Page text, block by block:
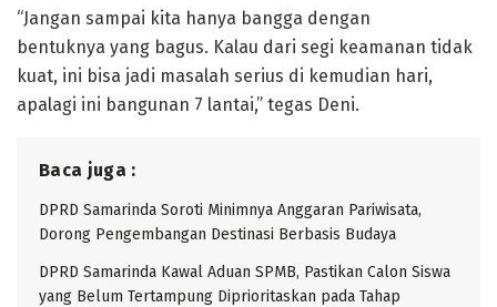
“Jangan sampai kita hanya bangga dengan
bentuknya yang bagus. Kalau dari segi keamanan tidak
kuat, ini bisa jadi masalah serius di kemudian hari,
apalagi ini bangunan 7 lantai,” tegas Deni.
Baca juga :
DPRD Samarinda Soroti Minimnya Anggaran Pariwisata,
Dorong Pengembangan Destinasi Berbasis Budaya
DPRD Samarinda Kawal Aduan SPMB, Pastikan Calon Siswa
yang Belum Tertampung Diprioritaskan pada Tahap